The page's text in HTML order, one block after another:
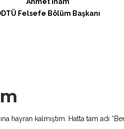
Felsefe Bölüm Başkanı
hayran kalmıştım. Hatta tam adı